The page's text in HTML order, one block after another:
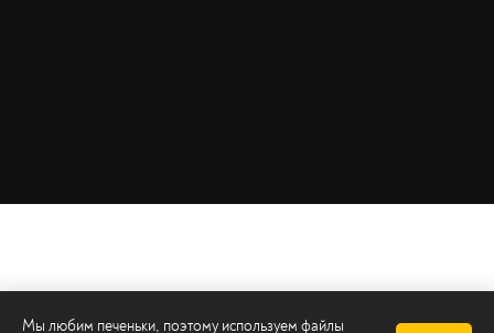
Мы любим печеньки, поэтому используем файлы